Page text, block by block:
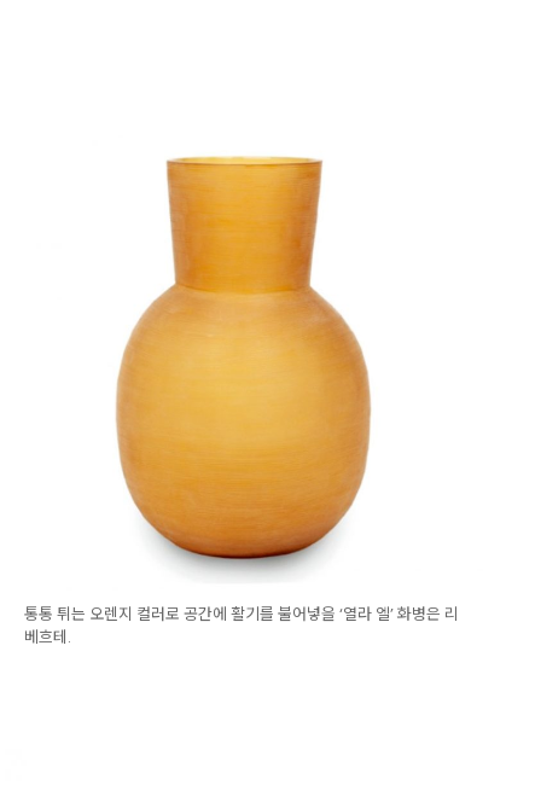
통통 튀는 오렌지 컬러로 공간에 활기를 불어넣을 ‘열라 엘’ 화병은 리
베흐테.